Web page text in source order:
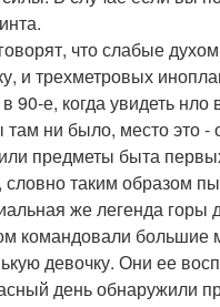
что слабые
и трехметровых
в 90-е, когда увидеть
там ни было, место это -
предметы быта
словно таким образом
же легенда горы
командовали большие
девочку. Они ее
день обнаружили